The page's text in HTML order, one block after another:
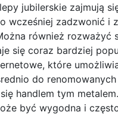
jubilerskie zajmują
wcześniej zadzwonić i
również rozważyć
się coraz bardziej
które
do
handlem tym
być wygodna i